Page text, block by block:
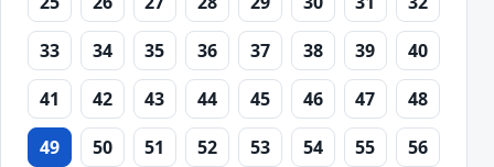
33
34 35 36 37 38 39
40
41
42 43 44 45 46 47
48
49
50 51 52 53 54 55
56